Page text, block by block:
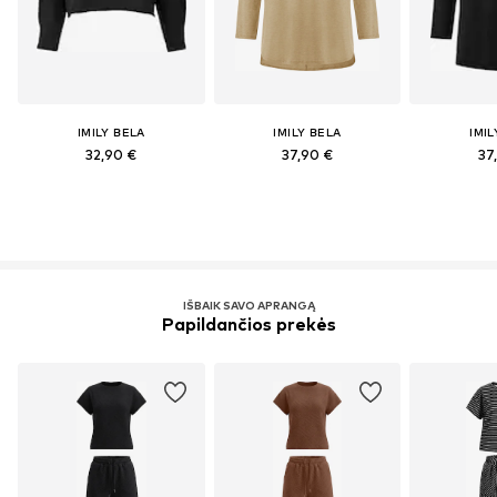
IMILY BELA
32,90 €
IMILY BELA
37,90 €
IŠBAIK SAVO APRANGĄ
Papildančios prekės